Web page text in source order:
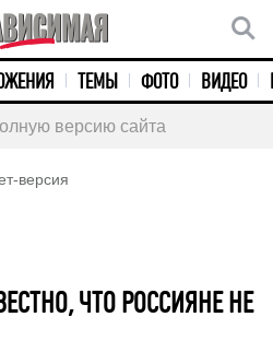
ТЕМЫ ФОТО ВИДЕО
версию сайта
версия
ЧТО РОССИЯНЕ НЕ